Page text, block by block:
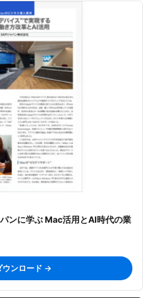
ンに学ぶ Mac活用とAI時代の業
ウンロード →